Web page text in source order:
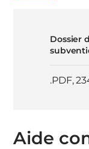
Dossier
.PDF,
Aide